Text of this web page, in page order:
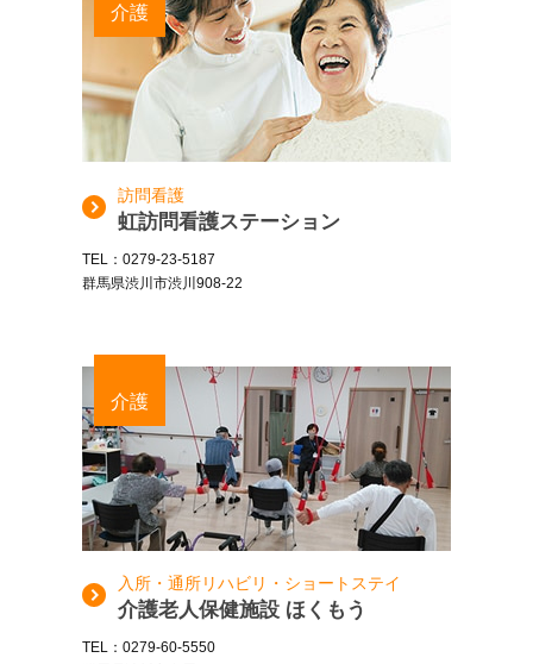
介護
訪問看護
虹訪問看護ステーション
TEL：0279-23-5187
群馬県渋川市渋川908-22
介護
入所・通所リハビリ・ショートステイ
介護老人保健施設 ほくもう
TEL：0279-60-5550